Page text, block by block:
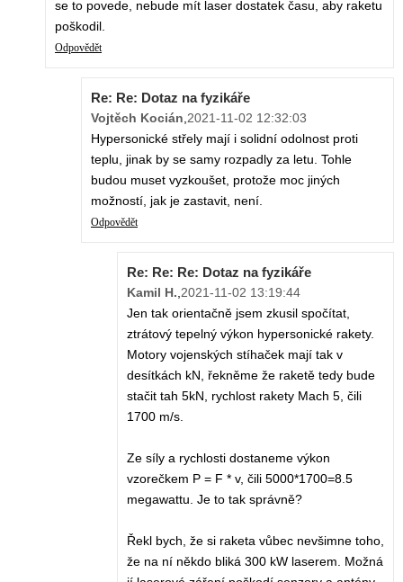
se to povede, nebude mít laser dostatek času, aby raketu
poškodil.
Odpovědět
Re: Re: Dotaz na fyzikáře
Vojtěch Kocián,2021-11-02 12:32:03
Hypersonické střely mají i solidní odolnost proti
teplu, jinak by se samy rozpadly za letu. Tohle
budou muset vyzkoušet, protože moc jiných
možností, jak je zastavit, není.
Odpovědět
Re: Re: Re: Dotaz na fyzikáře
Kamil H.,2021-11-02 13:19:44
Jen tak orientačně jsem zkusil spočítat,
ztrátový tepelný výkon hypersonické rakety.
Motory vojenských stíhaček mají tak v
desítkách kN, řekněme že raketě tedy bude
stačit tah 5kN, rychlost rakety Mach 5, čili
1700 m/s.
Ze síly a rychlosti dostaneme výkon
vzorečkem P = F * v, čili 5000*1700=8.5
megawattu. Je to tak správně?
Řekl bych, že si raketa vůbec nevšimne toho,
že na ní někdo bliká 300 kW laserem. Možná